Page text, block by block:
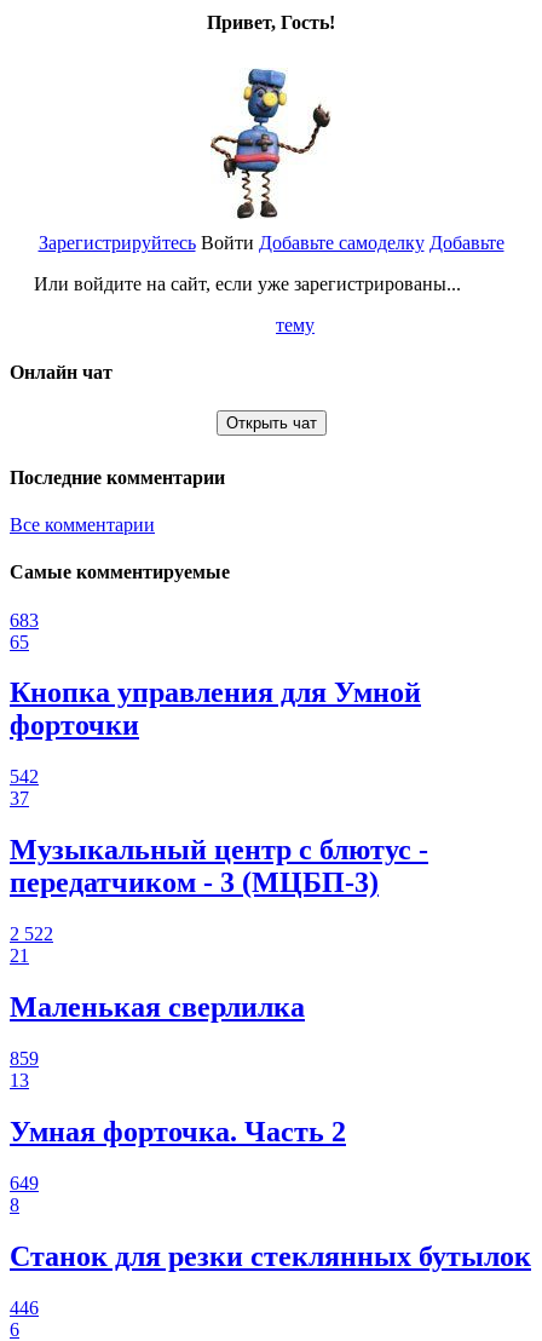
Привет, Гость!
Зарегистрируйтесь
Или войдите на сайт, если уже зарегистрированы...
Войти Добавьте самоделку Добавьте
тему
Онлайн чат
Открыть чат
Последние комментарии
Все комментарии
Самые комментируемые
683
65
Кнопка управления для Умной
форточки
542
37
Музыкальный центр с блютус -
передатчиком - 3 (МЦБП-3)
2 522
21
Маленькая сверлилка
859
13
Умная форточка. Часть 2
649
8
Станок для резки стеклянных бутылок
446
6